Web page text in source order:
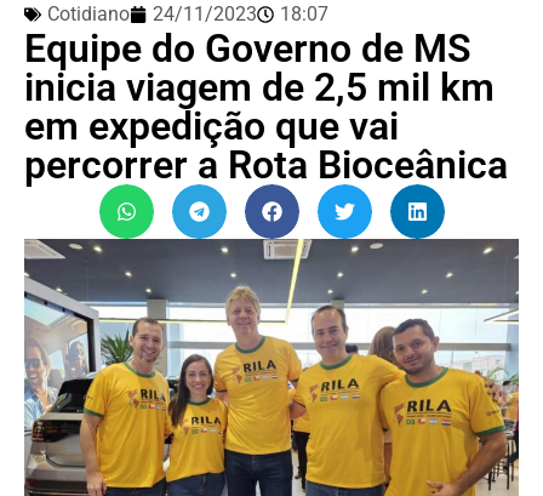
Cotidiano 24/11/2023 18:07
Equipe do Governo de MS
inicia viagem de 2,5 mil km
em expedição que vai
percorrer a Rota Bioceânica